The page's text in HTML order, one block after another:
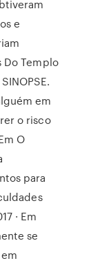
e
Do Templo
em
o risco
O
para
· Em
se